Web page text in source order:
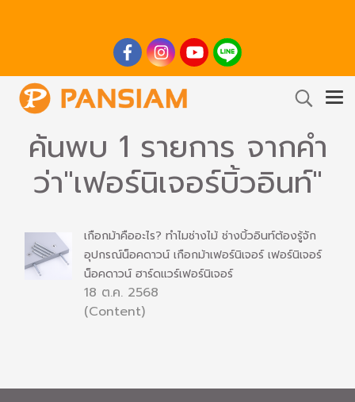
ค้นพบ 1 รายการ จากคำ
ว่า"เฟอร์นิเจอร์บิ้วอินท์"
เกือกม้าคืออะไร? ทำไมช่างไม้ ช่างบิ้วอินท์ต้องรู้จัก
อุปกรณ์น็อคดาวน์ เกือกม้าเฟอร์นิเจอร์ เฟอร์นิเจอร์
น็อคดาวน์ ฮาร์ดแวร์เฟอร์นิเจอร์
18 ต.ค. 2568
(Content)